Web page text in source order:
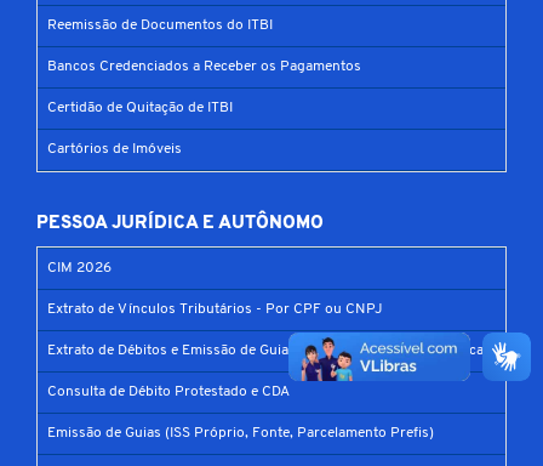
Reemissão de Documentos do ITBI
Bancos Credenciados a Receber os Pagamentos
Certidão de Quitação de ITBI
Cartórios de Imóveis
PESSOA JURÍDICA E AUTÔNOMO
CIM 2026
Extrato de Vínculos Tributários - Por CPF ou CNPJ
Extrato de Débitos e Emissão de Guias (DAM) - Por Inscrição Mercantil
Consulta de Débito Protestado e CDA
Emissão de Guias (ISS Próprio, Fonte, Parcelamento Prefis)